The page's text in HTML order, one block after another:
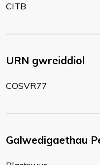
CITB
URN gwreiddiol
COSVR77
Galwedigaethau